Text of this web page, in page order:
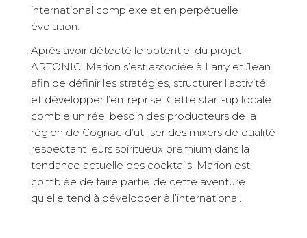
international complexe et en perpétuelle
évolution.
Après avoir détecté le potentiel du projet
ARTONIC, Marion s’est associée à Larry et Jean
afin de définir les stratégies, structurer l’activité
et développer l’entreprise. Cette start-up locale
comble un réel besoin des producteurs de la
région de Cognac d’utiliser des mixers de qualité
respectant leurs spiritueux premium dans la
tendance actuelle des cocktails. Marion est
comblée de faire partie de cette aventure
qu’elle tend à développer à l’international.